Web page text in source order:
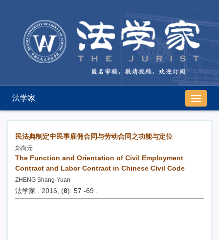
导
航
切
法学家
民法典制定中民事雇佣合同与劳动合同之功能与定位
郑尚元
The Function and Orientation of Civil Employment
Contract and Labor Contract in Chinese Civil Code
ZHENG Shang-Yuan
法学家 . 2016, (6): 57 -69 .